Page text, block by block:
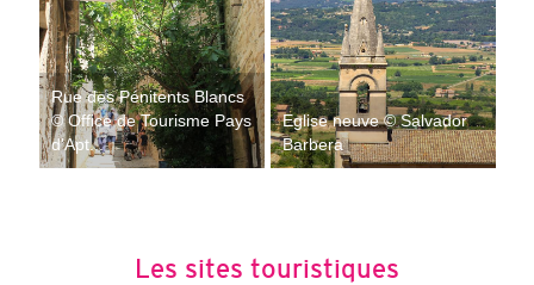
Rue des Pénitents Blancs
© Office de Tourisme Pays
d'Apt...
Eglise neuve © Salvador
Barbera
Les sites touristiques